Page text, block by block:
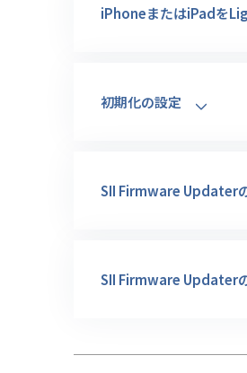
iPhoneまたはiPadを
初期化の設定
SII Firmware Updater
SII Firmware Updater